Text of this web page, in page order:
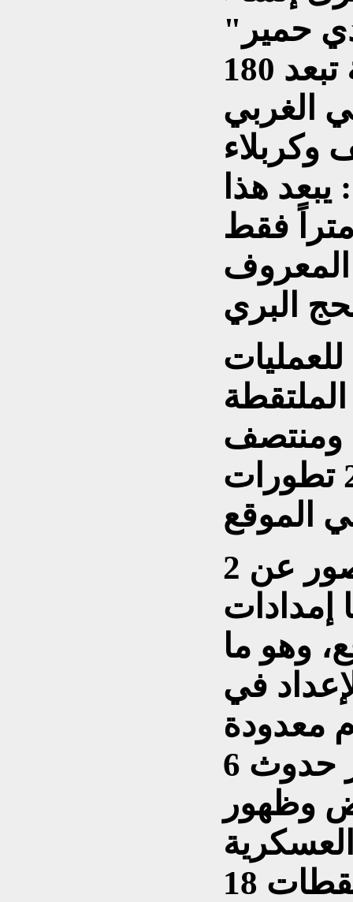
حمير"
غربي العراق، على مسافة تبعد 180
الغربي
هذا
40 كيلومتراً فقط
ومنتصف
أبريل/نيسان من عام 2026 تطورات
2 مارس/آذار: كشفت الصور عن
إمدادات
وهو ما
في
6 مارس/آذار: بينت الصور حدوث
وظهور
18 مارس/آذار: وثقت اللقطات